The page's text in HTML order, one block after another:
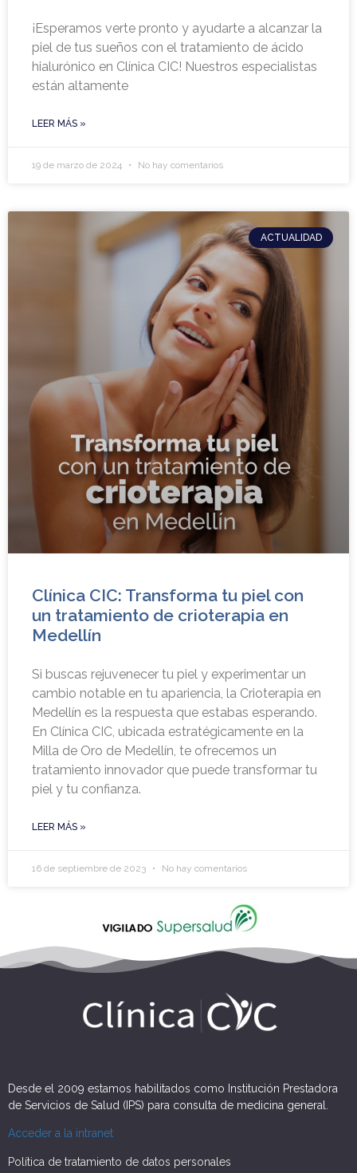
¡Esperamos verte pronto y ayudarte a alcanzar la
piel de tus sueños con el tratamiento de ácido
hialurónico en Clínica CIC! Nuestros especialistas
están altamente
LEER MÁS »
19 de marzo de 2024 No hay comentarios
ACTUALIDAD
Clínica CIC: Transforma tu piel con
un tratamiento de crioterapia en
Medellín
Si buscas rejuvenecer tu piel y experimentar un
cambio notable en tu apariencia, la Crioterapia en
Medellín es la respuesta que estabas esperando.
En Clínica CIC, ubicada estratégicamente en la
Milla de Oro de Medellín, te ofrecemos un
tratamiento innovador que puede transformar tu
piel y tu confianza.
LEER MÁS »
16 de septiembre de 2023 No hay comentarios
Desde el 2009 estamos habilitados como Institución Prestadora
de Servicios de Salud (IPS) para consulta de medicina general.
Acceder a la intranet
Política de tratamiento de datos personales